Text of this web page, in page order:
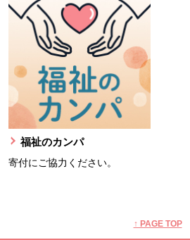
福祉のカンパ
寄付にご協力ください。
↑ PAGE TOP